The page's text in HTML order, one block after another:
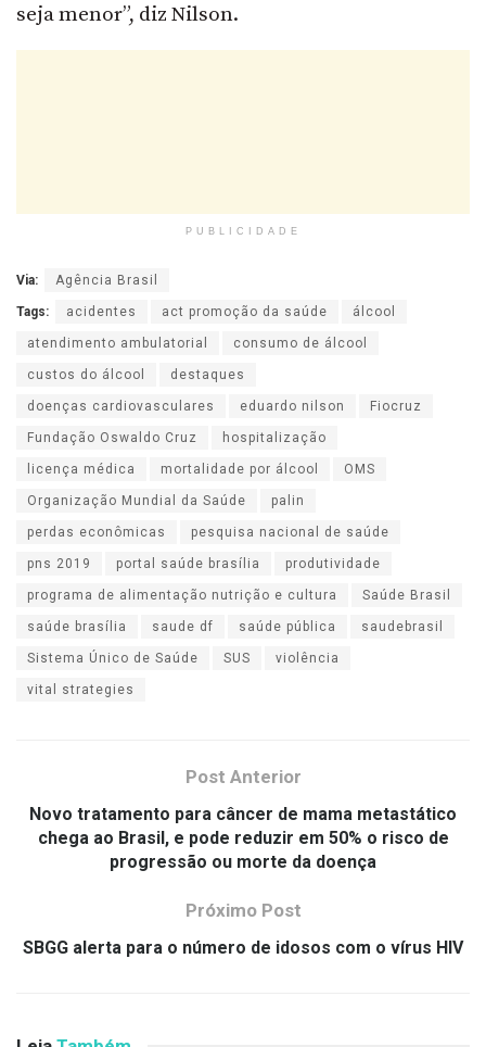
seja menor”, diz Nilson.
PUBLICIDADE
Via: Agência Brasil
Tags: acidentes act promoção da saúde álcool
atendimento ambulatorial consumo de álcool
custos do álcool destaques
doenças cardiovasculares eduardo nilson Fiocruz
Fundação Oswaldo Cruz hospitalização
licença médica mortalidade por álcool OMS
Organização Mundial da Saúde palin
perdas econômicas pesquisa nacional de saúde
pns 2019 portal saúde brasília produtividade
programa de alimentação nutrição e cultura Saúde Brasil
saúde brasília saude df saúde pública saudebrasil
Sistema Único de Saúde SUS violência
vital strategies
Post Anterior
Novo tratamento para câncer de mama metastático
chega ao Brasil, e pode reduzir em 50% o risco de
progressão ou morte da doença
Próximo Post
SBGG alerta para o número de idosos com o vírus HIV